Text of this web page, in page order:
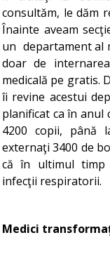
consultăm, le dăm
Înainte aveam
un departament al
doar de
medicală pe gratis.
îi revine acestui
planificat ca în anul
4200 copii, până
externaţi 3400 de
că în ultimul timp
infecţii respiratorii.
Medici